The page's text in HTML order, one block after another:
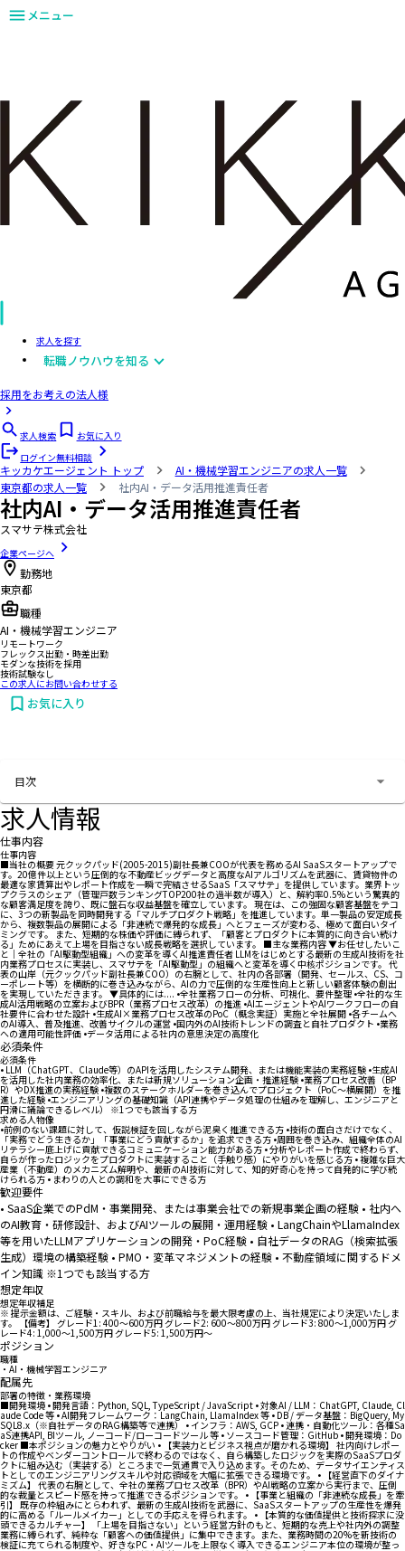
メニュー
求人を探す
転職ノウハウを知る
採用をお考えの法人様
求人検索
お気に入り
ログイン無料相談
キッカケエージェント トップ
AI・機械学習エンジニアの求人一覧
東京都の求人一覧
社内AI・データ活用推進責任者
社内AI・データ活用推進責任者
スマサテ株式会社
企業ページへ
勤務地
東京都
職種
AI・機械学習エンジニア
リモートワーク
フレックス出勤・時差出勤
モダンな技術を採用
技術試験なし
この求人にお問い合わせする
お気に入り
目次
求人情報
仕事内容
仕事内容
■当社の概要 元クックパッド(2005-2015)副社長兼COOが代表を務めるAI SaaSスタートアップで
す。20億件以上という圧倒的な不動産ビッグデータと高度なAIアルゴリズムを武器に、賃貸物件の
最適な家賃算出やレポート作成を一瞬で完結させるSaaS「スマサテ」を提供しています。業界トッ
プクラスのシェア（管理戸数ランキングTOP200社の過半数が導入）と、解約率0.5%という驚異的
な顧客満足度を誇り、既に盤石な収益基盤を確立しています。 現在は、この強固な顧客基盤をテコ
に、3つの新製品を同時開発する「マルチプロダクト戦略」を推進しています。単一製品の安定成長
から、複数製品の展開による「非連続で爆発的な成長」へとフェーズが変わる、極めて面白いタイ
ミングです。 また、短期的な株価や評価に縛られず、「顧客とプロダクトに本質的に向き合い続け
る」ためにあえて上場を目指さない成長戦略を選択しています。 ■主な業務内容 ▼お任せしたいこ
と｜全社の「AI駆動型組織」への変革を導くAI推進責任者 LLMをはじめとする最新の生成AI技術を社
内業務プロセスに実装し、スマサテを「AI駆動型」の組織へと変革を導く中核ポジションです。 代
表の山岸（元クックパッド副社長兼COO）の右腕として、社内の各部署（開発、セールス、CS、コ
ーポレート等）を横断的に巻き込みながら、AIの力で圧倒的な生産性向上と新しい顧客体験の創出
を実現していただきます。 ▼具体的には.... •全社業務フローの分析、可視化、要件整理 •全社的な生
成AI活用戦略の立案およびBPR（業務プロセス改革）の推進 •AIエージェントやAIワークフローの自
社要件に合わせた設計 •生成AI×業務プロセス改革のPoC（概念実証）実施と全社展開 •各チームへ
のAI導入、普及推進、改善サイクルの運営 •国内外のAI技術トレンドの調査と自社プロダクト •業務
への適用可能性評価 •データ活用による社内の意思決定の高度化
必須条件
必須条件
• LLM（ChatGPT、Claude等）のAPIを活用したシステム開発、または機能実装の実務経験 •生成AI
を活用した社内業務の効率化、または新規ソリューション企画・推進経験 •業務プロセス改善（BP
R）やDX推進の実務経験 •複数のステークホルダーを巻き込んでプロジェクト（PoC〜横展開）を推
進した経験 •エンジニアリングの基礎知識（API連携やデータ処理の仕組みを理解し、エンジニアと
円滑に議論できるレベル） ※1つでも該当する方
求める人物像
•前例のない課題に対して、仮説検証を回しながら泥臭く推進できる方 •技術の面白さだけでなく、
「実務でどう生きるか」「事業にどう貢献するか」を追求できる方 •周囲を巻き込み、組織全体のAI
リテラシー底上げに貢献できるコミュニケーション能力がある方 • 分析やレポート作成で終わらず、
自らが作ったロジックをプロダクトに実装すること（手触り感）にやりがいを感じる方 • 複雑な巨大
産業（不動産）のメカニズム解明や、最新のAI技術に対して、知的好奇心を持って自発的に学び続
けられる方 • まわりの人との調和を大事にできる方
歓迎要件
• SaaS企業でのPdM・事業開発、または事業会社での新規事業企画の経験 • 社内へ
のAI教育・研修設計、およびAIツールの展開・運用経験 • LangChainやLlamaIndex
等を用いたLLMアプリケーションの開発・PoC経験 • 自社データのRAG（検索拡張
生成）環境の構築経験 • PMO・変革マネジメントの経験 • 不動産領域に関するドメ
イン知識 ※1つでも該当する方
想定年収
想定年収補足
※ 提示金額は、ご経験・スキル、および前職給与を最大限考慮の上、当社規定により決定いたしま
す。 【備考】 グレード1: 400〜600万円 グレード2: 600〜800万円 グレード3: 800〜1,000万円 グ
レード4: 1,000〜1,500万円 グレード5: 1,500万円〜
ポジション
職種
・AI・機械学習エンジニア
配属先
部署の特徴・業務環境
■開発環境 • 開発言語：Python, SQL, TypeScript / JavaScript • 対象AI / LLM：ChatGPT, Claude, Cl
aude Code 等 • AI開発フレームワーク：LangChain, LlamaIndex 等 • DB / データ基盤：BigQuery, My
SQL8.x（※自社データのRAG構築等で連携） • インフラ：AWS, GCP • 連携・自動化ツール：各種Sa
aS連携API, BIツール, ノーコード/ローコードツール 等 • ソースコード管理：GitHub • 開発環境：Do
cker ■本ポジションの魅力とやりがい • 【実装力とビジネス視点が磨かれる環境】 社内向けレポー
トの作成やベンダーコントロールで終わるのではなく、自ら構築したロジックを実際のSaaSプロダ
クトに組み込む（実装する）ところまで一気通貫で入り込めます。そのため、データサイエンティス
トとしてのエンジニアリングスキルや対応領域を大幅に拡張できる環境です。 • 【経営直下のダイナ
ミズム】 代表の右腕として、全社の業務プロセス改革（BPR）やAI戦略の立案から実行まで、圧倒
的な裁量とスピード感を持って推進できるポジションです。 • 【事業と組織の「非連続な成長」を牽
引】 既存の枠組みにとらわれず、最新の生成AI技術を武器に、SaaSスタートアップの生産性を爆発
的に高める「ルールメイカー」としての手応えを得られます。 • 【本質的な価値提供と技術探求に没
頭できるカルチャー】 「上場を目指さない」という経営方針のもと、短期的な売上や社内外の調整
業務に縛られず、純粋な「顧客への価値提供」に集中できます。また、業務時間の20%を新技術の
検証に充てられる制度や、好きなPC・AIツールを上限なく導入できるエンジニア本位の環境が整っ